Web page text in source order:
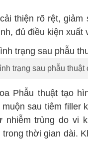
thiện rõ rệt, giảm
đủ điều kiện xuất
trạng sau phẫu thuật
Phẫu thuật tạo
sau tiêm filler
nhiễm trùng do vi
thời gian dài.